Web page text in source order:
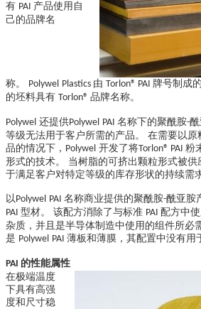
有 PAI 产品使用自
己的品牌名
称。 Polywel Plastics 由 Torlon® PAI 牌号制成
的坯料具有 Torlon® 品牌名称。
Polywel 还提供Polywel PAI 名称下的聚酰胺-
等级无法用于客户所需的产品。 在需要以
品的情况下， Polywel 开发了将Torlon® PAI 粉
形式的技术。 当树脂的可挤出颗粒形式被
于满足客户对特定等级的库存形状的持续需
以Polywel PAI 名称商业提供的聚酰胺-酰亚胺
PAI 型材。 该配方消除了与标准 PAI 配方中
杂质，并且是半导体制造中使用的组件所必
是 Polywel PAI 薄板和薄膜，其配置中没有用
PAI 的性能属性
在极端温度
下具有高强
度和尺寸稳